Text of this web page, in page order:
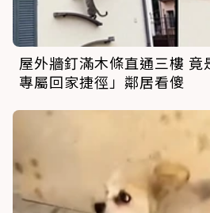
屋外牆釘滿木條直通三樓 竟
專屬回家捷徑」鄰居看傻